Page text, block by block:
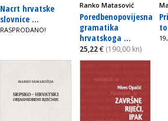
Nacrt hrvatske
slovnice ...
RASPRODANO!
Ranko Matasović
Poredbenopovijesna
gramatika
hrvatskoga ...
25,22€ (190,00 kn)